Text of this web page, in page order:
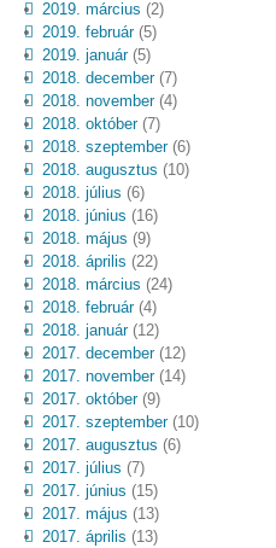
2019. március (2)
2019. február(5)
2019. január(5)
2018. december(7)
2018. november(4)
2018. október(7)
2018. szeptember(6)
2018. augusztus (10)
2018. július (6)
2018. június (16)
2018. május (9)
2018. április (22)
2018. március (24)
2018. február(4)
2018. január(12)
2017. december(12)
2017. november(14)
2017. október(9)
2017. szeptember(10)
2017. augusztus (6)
2017. július (7)
2017. június (15)
2017. május (13)
2017. április (13)